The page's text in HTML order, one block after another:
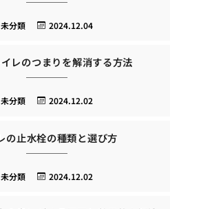
2024.12.04
未分類
レのつまりを解消する方法
2024.12.02
未分類
の止水栓の種類と選び方
2024.12.02
未分類